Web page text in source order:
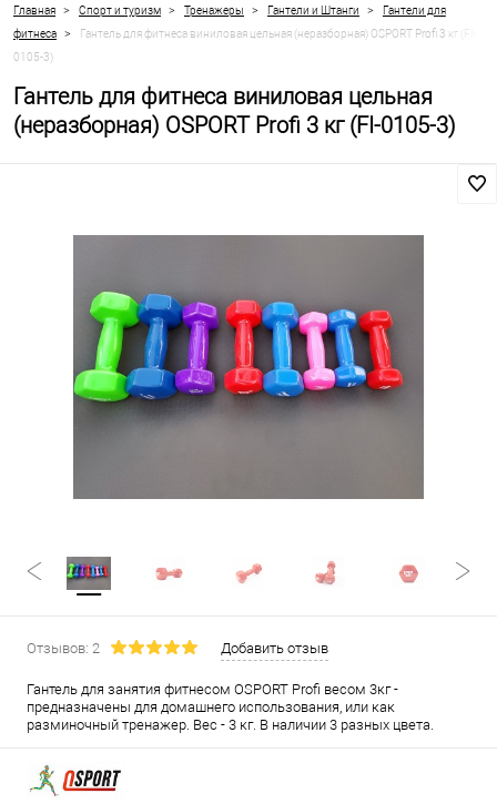
Главная > Спорт и туризм > Тренажеры > Гантели и Штанги >
Гантели для
фитнеса
>
Гантель для фитнеса виниловая цельная (неразборная) OSPORT Profi 3 кг (FI-
0105-3)
Гантель для фитнеса виниловая цельная
(неразборная) OSPORT Profi 3 кг (FI-0105-3)
Отзывов: 2 Добавить отзыв
Гантель для занятия фитнесом OSPORT Profi весом 3кг -
предназначены для домашнего использования, или как
разминочный тренажер. Вес - 3 кг. В наличии 3 разных цвета.